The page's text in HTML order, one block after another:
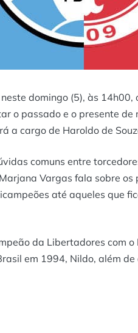
domingo (5), às 14h00,
o passado e o presente
a cargo de Haroldo de
comuns entre
Vargas fala sobre
até aqueles que
da Libertadores com
em 1994, Nildo, além